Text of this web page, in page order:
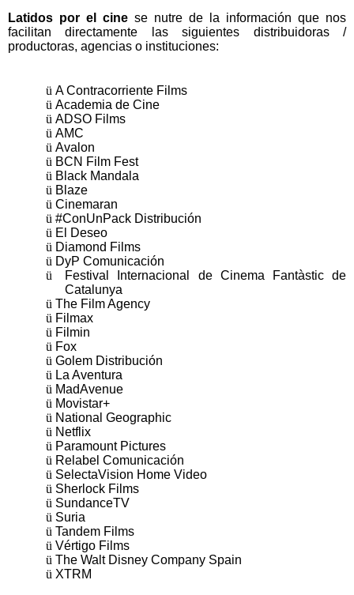
Latidos por el cine se nutre de la información que nos
facilitan directamente las siguientes distribuidoras /
productoras, agencias o instituciones:
ü A Contracorriente Films
ü Academia de Cine
ü ADSO Films
ü AMC
ü Avalon
ü BCN Film Fest
ü Black Mandala
ü Blaze
ü Cinemaran
ü #ConUnPack Distribución
ü El Deseo
ü Diamond Films
ü DyP Comunicación
ü
Festival Internacional de Cinema Fantàstic de
Catalunya
ü The Film Agency
ü Filmax
ü Filmin
ü Fox
ü Golem Distribución
ü La Aventura
ü MadAvenue
ü Movistar+
ü National Geographic
ü Netflix
ü Paramount Pictures
ü Relabel Comunicación
ü SelectaVision Home Video
ü Sherlock Films
ü SundanceTV
ü Suria
ü Tandem Films
ü Vértigo Films
ü The Walt Disney Company Spain
ü XTRM